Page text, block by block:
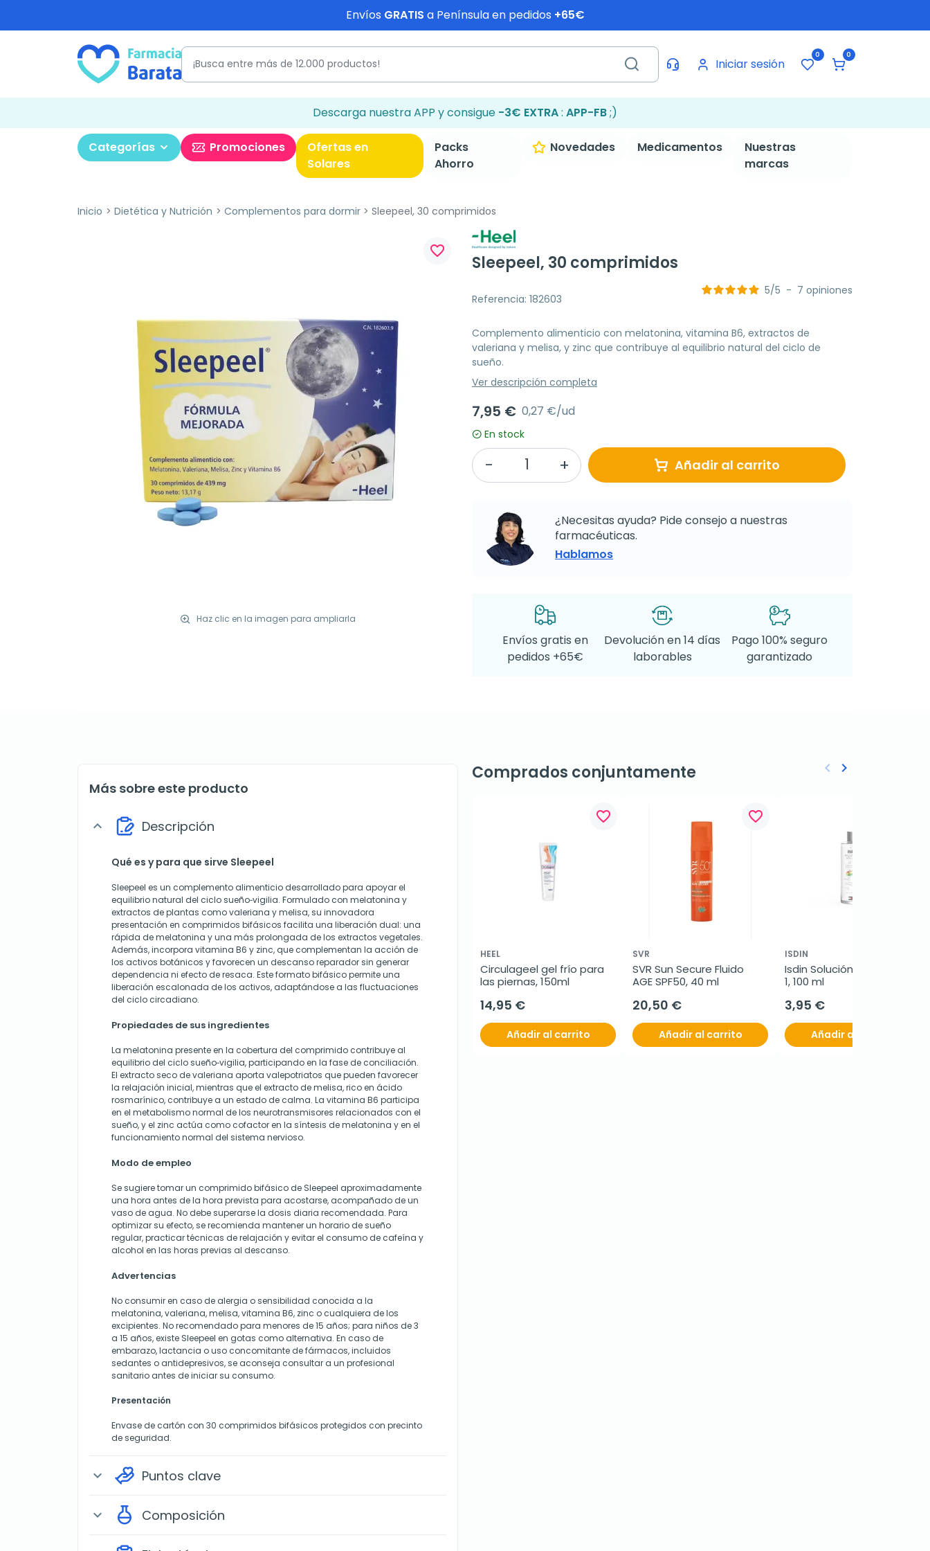
Envíos GRATIS a Península en pedidos +65€
Iniciar sesión
0 0
Descarga nuestra APP y consigue -3€ EXTRA: APP-FB;)
Categorías Promociones
Ofertas en
Solares
Packs
Ahorro
Novedades Medicamentos
Nuestras
marcas
Inicio Dietética y Nutrición Complementos para dormir Sleepeel, 30 comprimidos
Haz clic en la imagen para ampliarla
favorite_border
Sleepeel, 30 comprimidos
Referencia: 182603
5/5 - 7 opiniones
Complemento alimenticio con melatonina, vitamina B6, extractos de
valeriana y melisa, y zinc que contribuye al equilibrio natural del ciclo de
sueño.
Ver descripción completa
7,95 € 0,27 €/ud
En stock
Añadir al carrito
¿Necesitas ayuda? Pide consejo a nuestras
farmacéuticas.
Hablamos
Envíos gratis en
pedidos +65€
Devolución en 14 días
laborables
Pago 100% seguro
garantizado
Más sobre este producto
expand_more Descripción
Qué es y para que sirve Sleepeel
Sleepeel es un complemento alimenticio desarrollado para apoyar el
equilibrio natural del ciclo sueño‐vigilia. Formulado con melatonina y
extractos de plantas como valeriana y melisa, su innovadora
presentación en comprimidos bifásicos facilita una liberación dual: una
rápida de melatonina y una más prolongada de los extractos vegetales.
Además, incorpora vitamina B6 y zinc, que complementan la acción de
los activos botánicos y favorecen un descanso reparador sin generar
dependencia ni efecto de resaca. Este formato bifásico permite una
liberación escalonada de los activos, adaptándose a las fluctuaciones
del ciclo circadiano.
Propiedades de sus ingredientes
La melatonina presente en la cobertura del comprimido contribuye al
equilibrio del ciclo sueño‐vigilia, participando en la fase de conciliación.
El extracto seco de valeriana aporta valepotriatos que pueden favorecer
la relajación inicial, mientras que el extracto de melisa, rico en ácido
rosmarínico, contribuye a un estado de calma. La vitamina B6 participa
en el metabolismo normal de los neurotransmisores relacionados con el
sueño, y el zinc actúa como cofactor en la síntesis de melatonina y en el
funcionamiento normal del sistema nervioso.
Modo de empleo
Se sugiere tomar un comprimido bifásico de Sleepeel aproximadamente
una hora antes de la hora prevista para acostarse, acompañado de un
vaso de agua. No debe superarse la dosis diaria recomendada. Para
optimizar su efecto, se recomienda mantener un horario de sueño
regular, practicar técnicas de relajación y evitar el consumo de cafeína y
alcohol en las horas previas al descanso.
Advertencias
No consumir en caso de alergia o sensibilidad conocida a la
melatonina, valeriana, melisa, vitamina B6, zinc o cualquiera de los
excipientes. No recomendado para menores de 15 años; para niños de 3
a 15 años, existe Sleepeel en gotas como alternativa. En caso de
embarazo, lactancia o uso concomitante de fármacos, incluidos
sedantes o antidepresivos, se aconseja consultar a un profesional
sanitario antes de iniciar su consumo.
Presentación
Envase de cartón con 30 comprimidos bifásicos protegidos con precinto
de seguridad.
expand_more Puntos clave
expand_more Composición
Comprados conjuntamente
favorite_border
HEEL
Circulageel gel frío para
las piernas, 150ml
14,95 €
Añadir al carrito
favorite_border
SVR
SVR Sun Secure Fluido
AGE SPF50, 40 ml
20,50 €
Añadir al carrito
ISDIN
Isdin Solución Micelar 4 en
1, 100 ml
3,95 €
Añadir al carrito
Anterior
keyboard_arrow_left Siguiente
keyboard_arrow_right